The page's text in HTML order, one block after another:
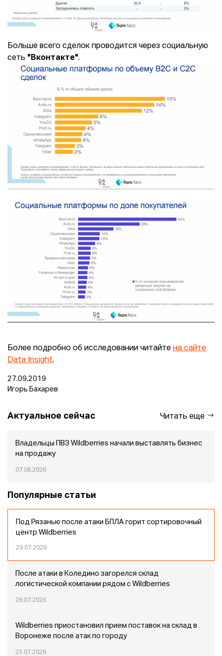
Больше всего сделок проводится через социальную
сеть "Вконтакте".
Более подробно об исследовании читайте на сайте
Data Insight.
27.09.2019
Игорь Бахарев
Актуальное сейчас Читать еще
Владельцы ПВЗ Wildberries начали выставлять бизнес
на продажу
07.08.2026
Популярные статьи
Под Рязанью после атаки БПЛА горит сортировочный
центр Wildberries
29.07.2026
После атаки в Коледино загорелся склад
логистической компании рядом с Wildberries
28.07.2026
Wildberries приостановил прием поставок на склад в
Воронеже после атак по городу
23.07.2026